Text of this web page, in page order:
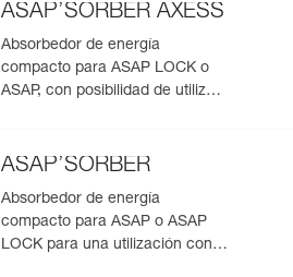
ASAP’SORBER AXESS
Absorbedor de energía
compacto para ASAP LOCK o
ASAP, con posibilidad de utilizar
ASAP’SORBER
Absorbedor de energía
compacto para ASAP o ASAP
LOCK para una utilización con